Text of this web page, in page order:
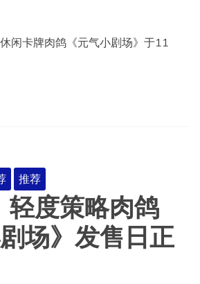
闲卡牌肉鸽《元气小剧场》于11
推荐
轻度策略肉鸽
剧场》发售日正